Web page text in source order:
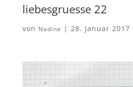
liebesgruesse 22
von Nadine | 28. Januar 2017